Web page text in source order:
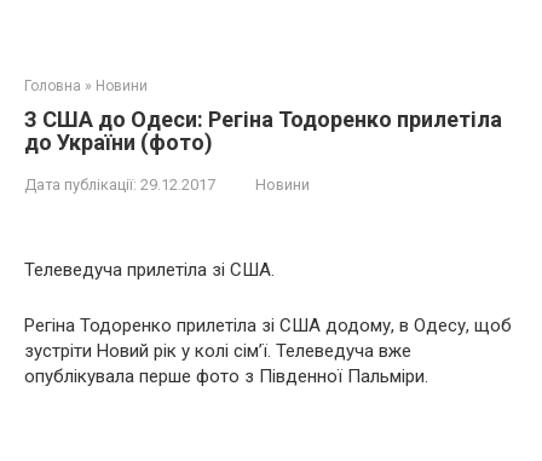
Головна » Новини
З США до Одеси: Регіна Тодоренко прилетіла
до України (фото)
Дата публікації: 29.12.2017 Новини
Телеведуча прилетіла зі США.
Регіна Тодоренко прилетіла зі США додому, в Одесу, щоб
зустріти Новий рік у колі сім’ї. Телеведуча вже
опублікувала перше фото з Південної Пальміри.